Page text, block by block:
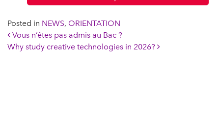
Posted in NEWS, ORIENTATION
Post navigation
Vous n’êtes pas admis au Bac ?
Why study creative technologies in 2026?